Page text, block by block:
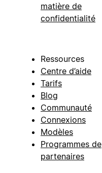
matière de
confidentialité
Ressources
Centre d’aide
Tarifs
Blog
Communauté
Connexions
Modèles
Programmes de
partenaires